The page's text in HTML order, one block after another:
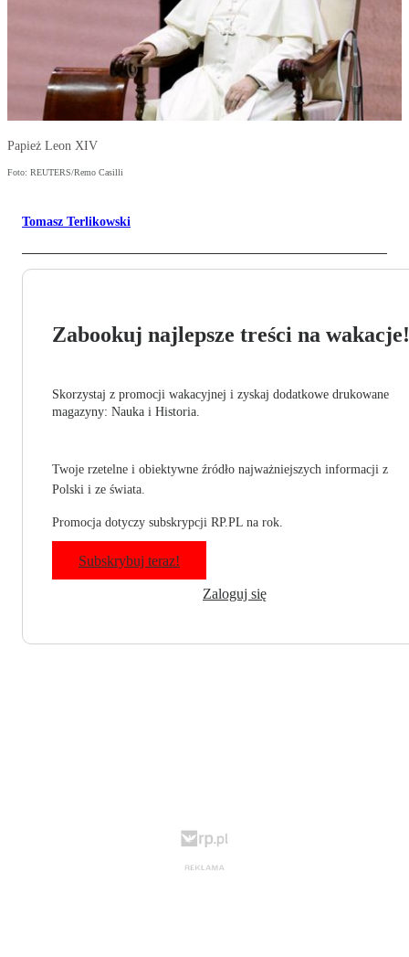
Papież Leon XIV
Foto: REUTERS/Remo Casilli
Tomasz Terlikowski
Zabookuj najlepsze treści na wakacje!
Skorzystaj z promocji wakacyjnej i zyskaj dodatkowe drukowane
magazyny: Nauka i Historia.
Twoje rzetelne i obiektywne źródło najważniejszych informacji z
Polski i ze świata.
Promocja dotyczy subskrypcji RP.PL na rok.
Subskrybuj teraz!
Zaloguj się